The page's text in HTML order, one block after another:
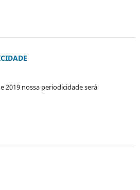
2019 nossa periodicidade será